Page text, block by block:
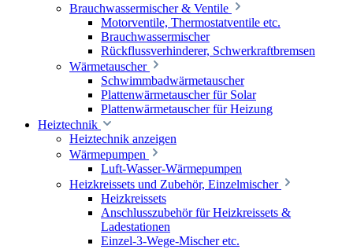
Brauchwassermischer & Ventile
Motorventile, Thermostatventile etc.
Brauchwassermischer
Rückflussverhinderer, Schwerkraftbremsen
Wärmetauscher
Schwimmbadwärmetauscher
Plattenwärmetauscher für Solar
Plattenwärmetauscher für Heizung
Heiztechnik
Heiztechnik anzeigen
Wärmepumpen
Luft-Wasser-Wärmepumpen
Heizkreissets und Zubehör, Einzelmischer
Heizkreissets
Anschlusszubehör für Heizkreissets &
Ladestationen
Einzel-3-Wege-Mischer etc.